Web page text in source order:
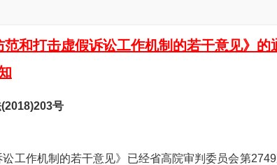
和打击虚假诉讼工作机制的若干意见》的
号
工作机制的若干意见》已经省高院审判委员会第